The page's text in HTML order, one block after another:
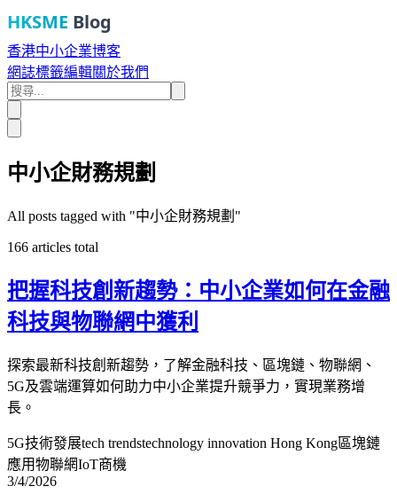
HKSME Blog
香港中小企業博客
網誌標籤編輯關於我們
中小企財務規劃
All posts tagged with "中小企財務規劃 "
166 articles total
把握科技創新趨勢：中小企業如何在金融
科技與物聯網中獲利
探索最新科技創新趨勢，了解金融科技、區塊鏈、物聯網、
5G及雲端運算如何助力中小企業提升競爭力，實現業務增
長。
5G技術發展tech trendstechnology innovation Hong Kong區塊鏈
應用物聯網IoT商機
3/4/2026